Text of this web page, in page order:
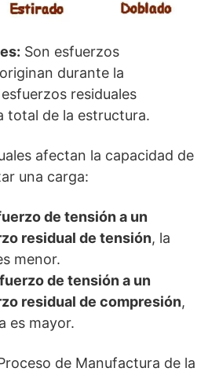
Son esfuerzos
durante la
residuales
total de la estructura.
afectan la capacidad de
una carga:
de tensión a un
residual de tensión, la
menor.
de tensión a un
residual de compresión,
es mayor.
de Manufactura de la